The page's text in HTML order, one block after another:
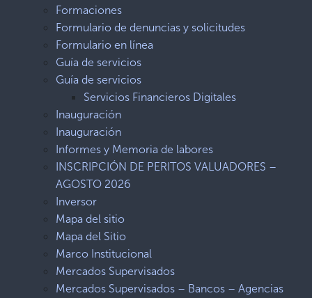
Formaciones
Formulario de denuncias y solicitudes
Formulario en línea
Guía de servicios
Guía de servicios
Servicios Financieros Digitales
Inauguración
Inauguración
Informes y Memoria de labores
INSCRIPCIÓN DE PERITOS VALUADORES –
AGOSTO 2026
Inversor
Mapa del sitio
Mapa del Sitio
Marco Institucional
Mercados Supervisados
Mercados Supervisados – Bancos – Agencias